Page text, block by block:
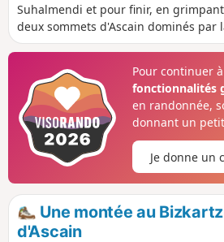
Suhalmendi et pour finir, en
deux sommets d'Ascain dominés par
Pour continuer
fonctionnalités
en randonnée,
donnant un
Je donne un
Une montée au
d'Ascain